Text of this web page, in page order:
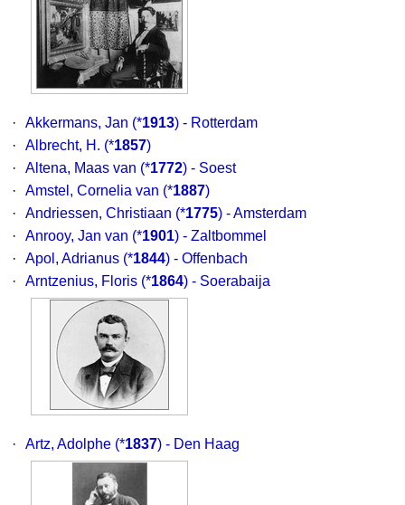
· Akkermans, Jan (*1913) - Rotterdam
·
Albrecht, H. (*1857)
·
Altena, Maas van (*1772) - Soest
·
Amstel, Cornelia van (*1887)
·
Andriessen, Christiaan (*1775) - Amsterdam
·
Anrooy, Jan van (*1901) - Zaltbommel
·
Apol, Adrianus (*1844) - Offenbach
·
Arntzenius, Floris (*1864) - Soerabaija
· Artz, Adolphe (*1837) - Den Haag